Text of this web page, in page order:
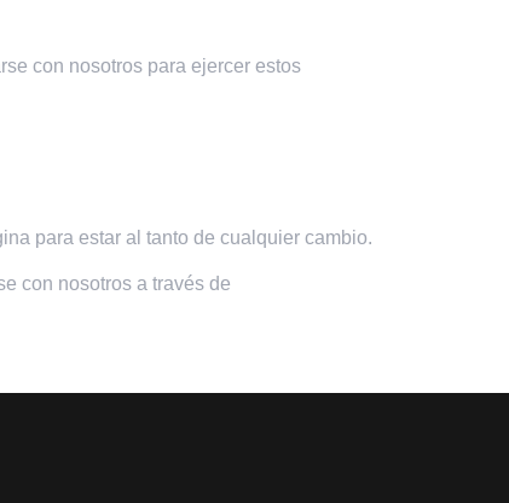
con nosotros para ejercer estos
para estar al tanto de cualquier cambio.
con nosotros a través de